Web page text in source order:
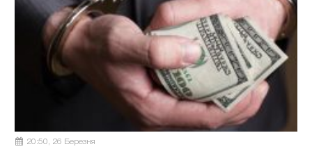
20:50, 26 Березня